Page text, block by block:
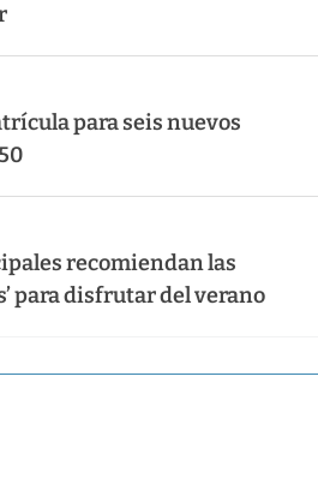
para seis nuevos
recomiendan las
para disfrutar del verano